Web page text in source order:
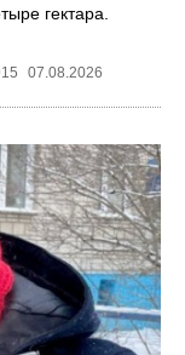
гектара.
07.08.2026